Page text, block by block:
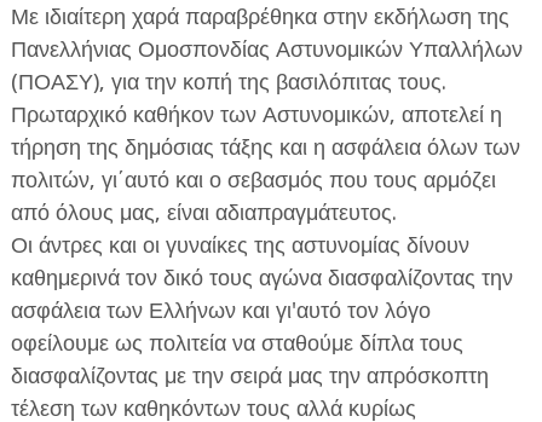
Με ιδιαίτερη χαρά παραβρέθηκα στην εκδήλωση της
Πανελλήνιας Ομοσπονδίας Αστυνομικών Υπαλλήλων
(ΠΟΑΣΥ), για την κοπή της βασιλόπιτας τους.
Πρωταρχικό καθήκον των Αστυνομικών, αποτελεί η
τήρηση της δημόσιας τάξης και η ασφάλεια όλων των
πολιτών, γι΄αυτό και ο σεβασμός που τους αρμόζει
από όλους μας, είναι αδιαπραγμάτευτος.
Οι άντρες και οι γυναίκες της αστυνομίας δίνουν
καθημερινά τον δικό τους αγώνα διασφαλίζοντας την
ασφάλεια των Ελλήνων και γι'αυτό τον λόγο
οφείλουμε ως πολιτεία να σταθούμε δίπλα τους
διασφαλίζοντας με την σειρά μας την απρόσκοπτη
τέλεση των καθηκόντων τους αλλά κυρίως